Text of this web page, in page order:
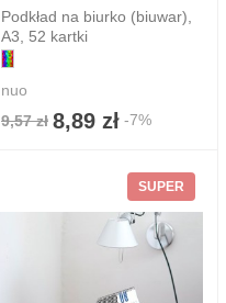
Podkład na biurko (biuwar),
A3, 52 kartki
nuo
9,57 zł 8,89 zł -7%
SUPER